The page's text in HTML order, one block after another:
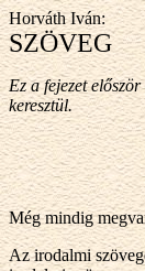
Horváth Iván:
SZÖVEG
Ez a fejezet
keresztül.
Még mindig
Az irodalmi